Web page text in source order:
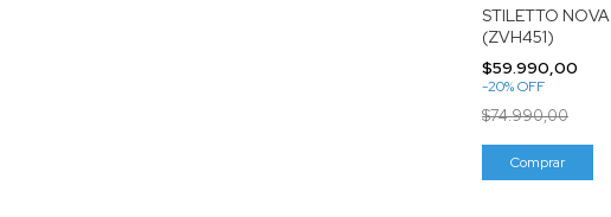
STILETTO NOVA
(ZVH451)
$59.990,00
-20%OFF
$74.990,00
Comprar